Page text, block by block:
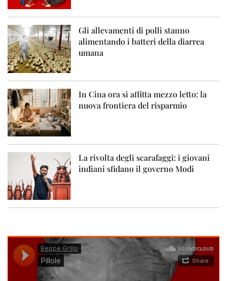
Gli allevamenti di polli stanno
alimentando i batteri della diarrea
umana
In Cina ora si affitta mezzo letto: la
nuova frontiera del risparmio
La rivolta degli scarafaggi: i giovani
indiani sfidano il governo Modi